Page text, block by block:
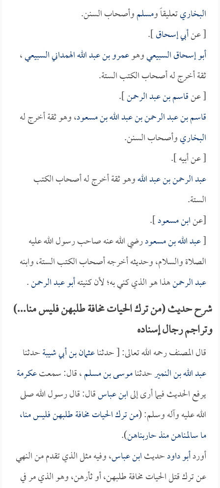
البخاريتعليقاً ومسلموأصحاب السنن.
[ عنأبي إسحاق].
أبو إسحاق السبيعيوهوعمرو بن عبد الله الهمداني السبيعي،
ثقة أخرج له أصحاب الكتب الستة.
[ عنقاسم بن عبد الرحمن].
قاسم بن عبد الرحمن بن عبد الله بن مسعود، وهو ثقة أخرج له
البخاريوأصحاب السنن.
[ عن أبيه ].
عبد الرحمن بن عبد اللهوهو ثقة أخرج له أصحاب الكتب
الستة.
[عنابن مسعود].
[عبد الله بن مسعودرضي الله عنه صاحب رسول الله عليه
الصلاة والسلام، وحديثه أخرجه أصحاب الكتب الستة، وابنه
عبد الرحمنهذا هو الذي كني به؛ لأن كنيتهأبو عبد الرحمن.
شرح حديث (من ترك الحيات مخافة طلبهن فليس منا...)
وتراجم رجال إسناده
قال المصنف رحمه الله تعالى: [ حدثناعثمان بن أبي شيبةحدثنا
عبد الله بن النميرحدثناموسى بن مسلم، قال: سمعتعكرمة
يرفع الحديث فيما أرى إلىابن عباسقال: قال رسول الله صلى
الله عليه وآله وسلم: (من ترك الحيات مخافة طلبهن فليس منا،
ما سالمناهن منذ حاربناهن).
أوردأبو داودحديثابن عباس، وفيه مثل الذي تقدم من النهي
عن ترك قتل الحيات مخافة طلبهن، أو ثأرهن، وهو الذي مر في